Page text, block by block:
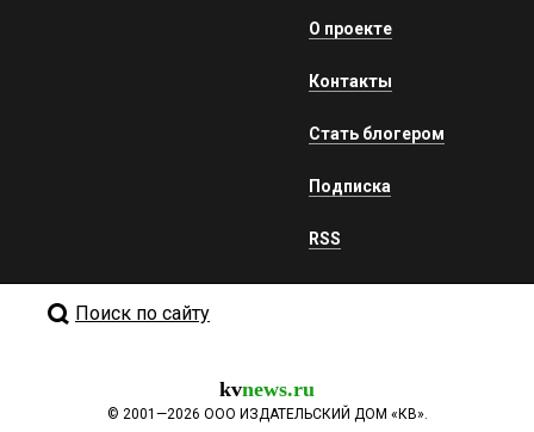
О проекте
Контакты
Стать блогером
Подписка
RSS
Поиск по сайту
kvnews.ru
© 2001—2026 ООО ИЗДАТЕЛЬСКИЙ ДОМ «КВ».